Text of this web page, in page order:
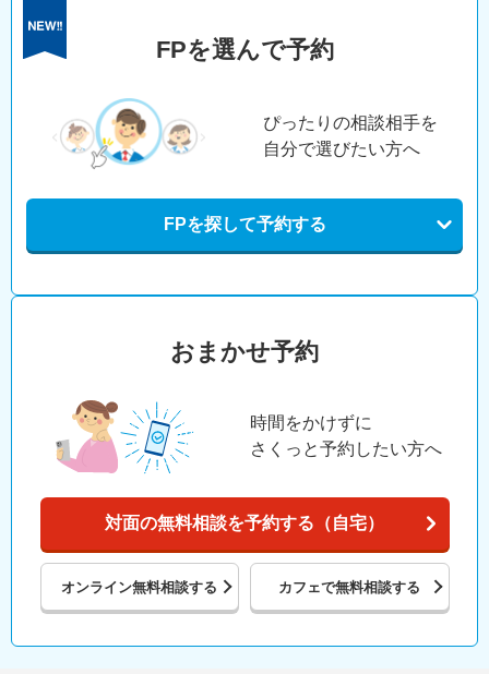
FPを選んで予約
ぴったりの相談相手を
自分で選びたい方へ
FPを探して予約する
おまかせ予約
時間をかけずに
さくっと予約したい方へ
対面の無料相談を予約する（自宅）
オンライン無料相談する カフェで無料相談する